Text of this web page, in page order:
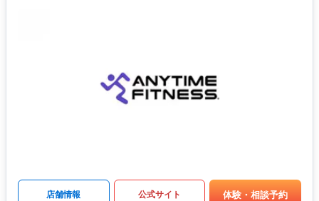
店舗情報 公式サイト 体験・相談予約